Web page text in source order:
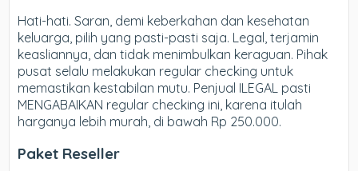
Hati-hati. Saran, demi keberkahan dan kesehatan
keluarga, pilih yang pasti-pasti saja. Legal, terjamin
keasliannya, dan tidak menimbulkan keraguan. Pihak
pusat selalu melakukan regular checking untuk
memastikan kestabilan mutu. Penjual ILEGAL pasti
MENGABAIKAN regular checking ini, karena itulah
harganya lebih murah, di bawah Rp 250.000.
Paket Reseller